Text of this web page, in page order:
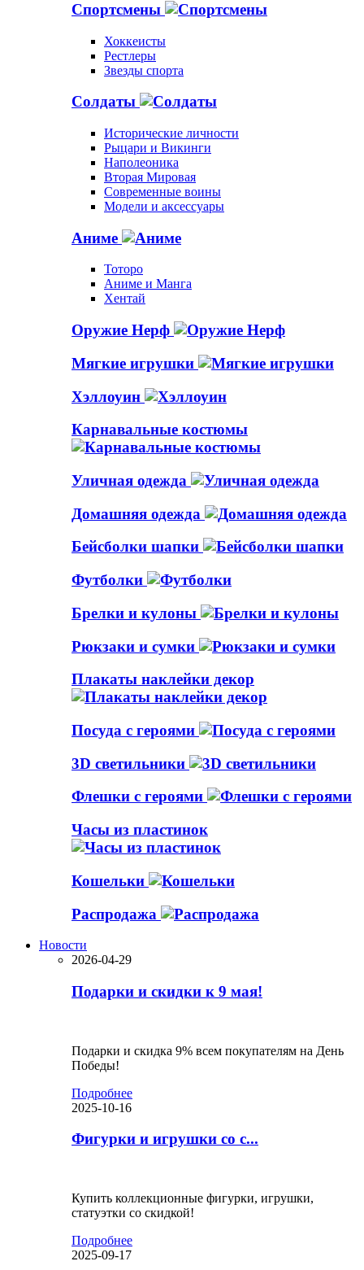
Спортсмены
Хоккеисты
Рестлеры
Звезды спорта
Солдаты
Исторические личности
Рыцари и Викинги
Наполеоника
Вторая Мировая
Современные воины
Модели и аксессуары
Аниме
Тоторо
Аниме и Манга
Хентай
Оружие Нерф
Мягкие игрушки
Хэллоуин
Карнавальные костюмы
Уличная одежда
Домашняя одежда
Бейсболки шапки
Футболки
Брелки и кулоны
Рюкзаки и сумки
Плакаты наклейки декор
Посуда с героями
3D светильники
Флешки с героями
Часы из пластинок
Кошельки
Распродажа
Новости
2026-04-29
Подарки и скидки к 9 мая!
Подарки и скидка 9% всем покупателям на День
Победы!
Подробнее
2025-10-16
Фигурки и игрушки со с...
Купить коллекционные фигурки, игрушки,
статуэтки со скидкой!
Подробнее
2025-09-17